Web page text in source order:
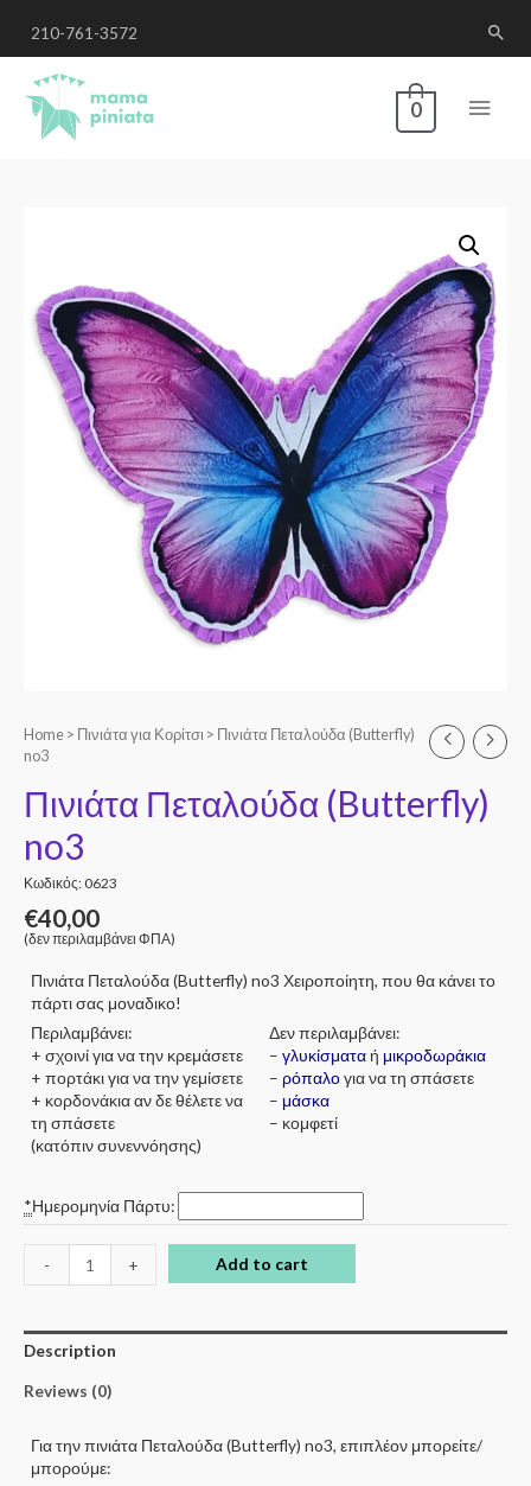
210-761-3572
0
Home > Πινιάτα για Κορίτσι > Πινιάτα Πεταλούδα (Butterfly)
no3
Πινιάτα Πεταλούδα (Butterfly)
no3
Κωδικός: 0623
€40,00
(δεν περιλαμβάνει ΦΠΑ)
Πινιάτα Πεταλούδα (Butterfly) no3 Χειροποίητη, που θα κάνει το
πάρτι σας μοναδικο!
Περιλαμβάνει:
+ σχοινί για να την κρεμάσετε
+ πορτάκι για να την γεμίσετε
+ κορδονάκια αν δε θέλετε να
τη σπάσετε
(κατόπιν συνεννόησης)
Δεν περιλαμβάνει:
– γλυκίσματαή μικροδωράκια
– ρόπαλογια να τη σπάσετε
– μάσκα
– κομφετί
*Ημερομηνία Πάρτυ:
- + Add to cart
Description
Reviews (0)
Για την πινιάτα Πεταλούδα (Butterfly) no3, επιπλέον μπορείτε/
μπορούμε: